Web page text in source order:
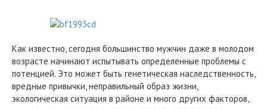
Как известно, сегодня большинство мужчин даже в молодом
возрасте начинают испытывать определенные проблемы с
потенцией. Это может быть генетическая наследственность,
вредные привычки, неправильный образ жизни,
экологическая ситуация в районе и много других факторов,